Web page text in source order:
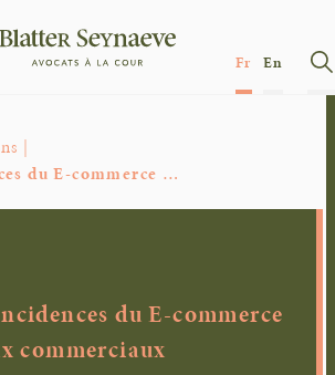
Fr En
|
du E-commerce …
du E-commerce
commerciaux